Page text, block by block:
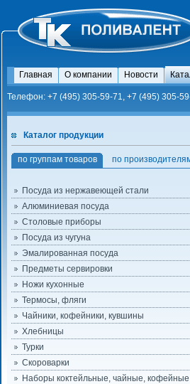
Главная О компании Новости
Телефон: +7 (495) 305-59-71, +7 (495) 305-
Каталог продукции
по группам товаров по
Посуда из нержавеющей стали
Алюминиевая посуда
Столовые приборы
Посуда из чугуна
Эмалированная посуда
Предметы сервировки
Ножи кухонные
Термосы, фляги
Чайники, кофейники, кувшины
Хлебницы
Турки
Скороварки
Наборы коктейльные, чайные, кофейные